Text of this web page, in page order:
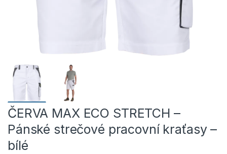
ČERVA MAX ECO STRETCH –
Pánské strečové pracovní kraťasy –
bílé